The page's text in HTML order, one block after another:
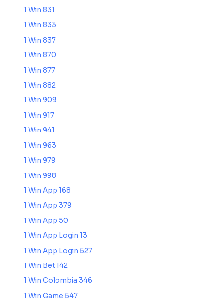
1 Win 831
1 Win 833
1 Win 837
1 Win 870
1 Win 877
1 Win 882
1 Win 909
1 Win 917
1 Win 941
1 Win 963
1 Win 979
1 Win 998
1 Win App 168
1 Win App 379
1 Win App 50
1 Win App Login 13
1 Win App Login 527
1 Win Bet 142
1 Win Colombia 346
1 Win Game 547